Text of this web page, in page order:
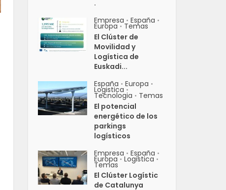
.
Empresa • España •
Europa • Temas
El Clúster de
Movilidad y
Logística de
Euskadi...
España • Europa •
Logistica •
Tecnologia • Temas
El potencial
energético de los
parkings
logísticos
Empresa • España •
Europa • Logistica •
Temas
El Clúster Logístic
de Catalunya